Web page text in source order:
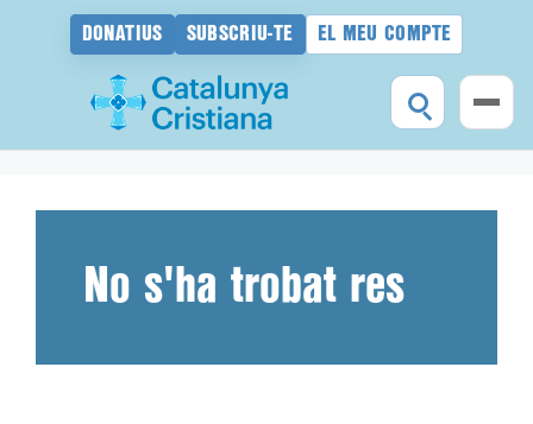
DONATIUS SUBSCRIU-TE EL MEU COMPTE
No s'ha trobat res